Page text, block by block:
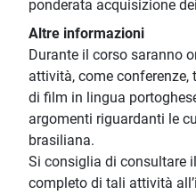
ponderata acquisizione
Altre informazioni
Durante il corso saranno
attività, come conferenze,
di film in lingua
argomenti riguardanti le
brasiliana.
Si consiglia di consultare
completo di tali attività